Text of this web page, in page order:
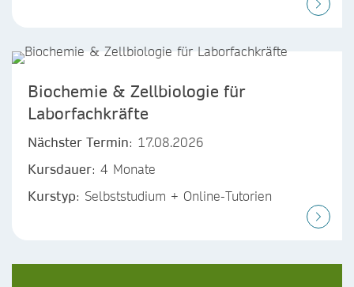
Biochemie & Zellbiologie für
Laborfachkräfte
Nächster Termin: 17.08.2026
Kursdauer: 4 Monate
Kurstyp: Selbststudium + Online-Tutorien